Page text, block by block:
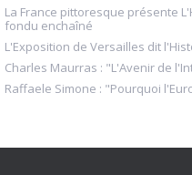
La France pittoresque présente
fondu enchaîné
L'Exposition de Versailles dit
Charles Maurras : "L'Avenir de
Raffaele Simone : "Pourquoi